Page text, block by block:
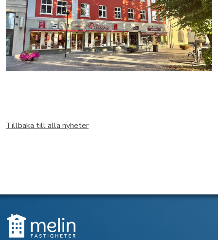
Tillbaka till alla nyheter